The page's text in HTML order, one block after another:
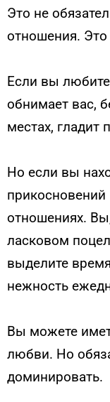
Это не
отношения. Это
Если вы
обнимает вас,
местах,
Но если вы
прикосновений
отношениях.
ласковом
выделите
нежность
Вы можете
любви. Но
доминировать.